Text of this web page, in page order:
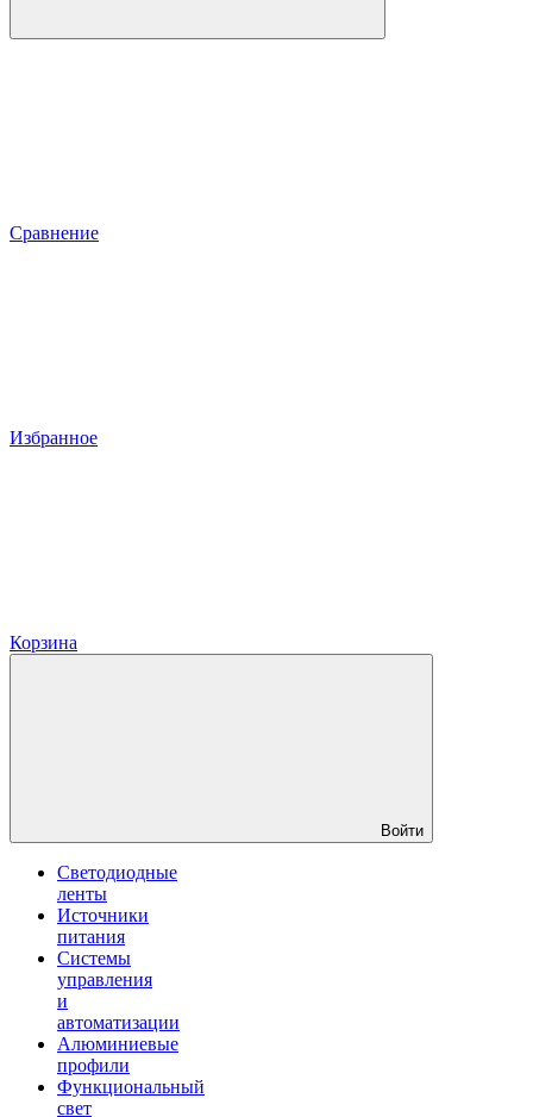
Сравнение
Избранное
Корзина
Войти
Светодиодные
ленты
Источники
питания
Системы
управления
и
автоматизации
Алюминиевые
профили
Функциональный
свет